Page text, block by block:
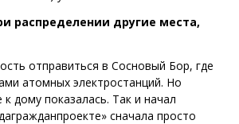
распределении другие места,
отправиться в Сосновый Бор, где
атомных электростанций. Но
дому показалась. Так и начал
сначала просто